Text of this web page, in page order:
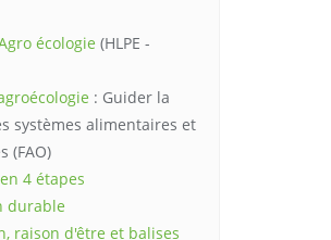
écologie (HLPE -
: Guider la
systèmes alimentaires et
(FAO)
4 étapes
durable
raison d'être et balises